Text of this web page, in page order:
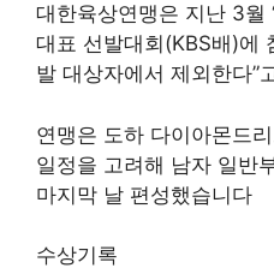
대한육상연맹은 지난 3월
대표 선발대회(KBS배)에
발 대상자에서 제외한다”
연맹은 도하 다이아몬드
일정을 고려해 남자 일반
마지막 날 편성했습니다
수상기록